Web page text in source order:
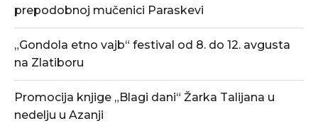
prepodobnoj mučenici Paraskevi
„Gondola etno vajb“ festival od 8. do 12. avgusta
na Zlatiboru
Promocija knjige „Blagi dani“ Žarka Talijana u
nedelju u Azanji